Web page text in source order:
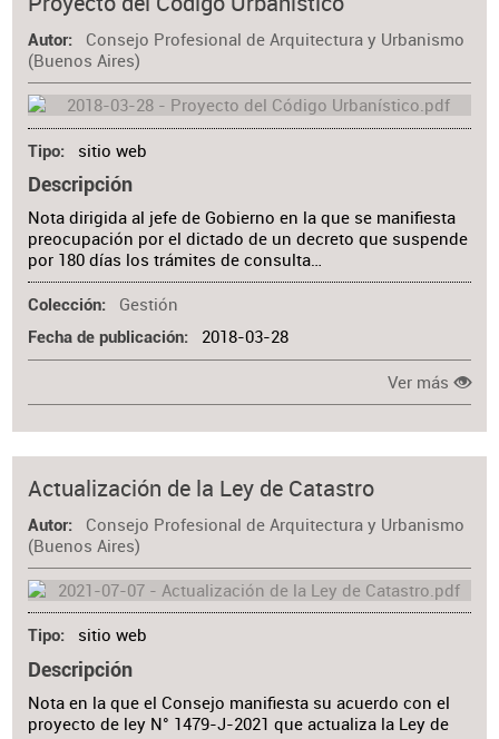
Autor
Consejo Profesional de Arquitectura y Urbanismo
(Buenos Aires)
Tipo sitio web
Descripción
Nota dirigida al jefe de Gobierno en la que se manifiesta
preocupación por el dictado de un decreto que suspende
por 180 días los trámites de consulta…
Colección Gestión
Fecha de publicación 2018-03-28
Ver más
Actualización de la Ley de Catastro
Autor
Consejo Profesional de Arquitectura y Urbanismo
(Buenos Aires)
Tipo sitio web
Descripción
Nota en la que el Consejo manifiesta su acuerdo con el
proyecto de ley N° 1479-J-2021 que actualiza la Ley de